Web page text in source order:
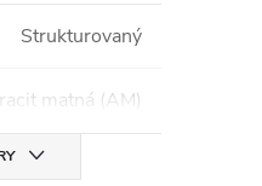
Strukturovaný
matná (AM)